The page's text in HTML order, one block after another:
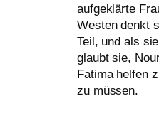
auf­ge­klär­te
Westen denkt
Teil, und als
glaubt sie,
Fatima hel­fen
zu müssen.